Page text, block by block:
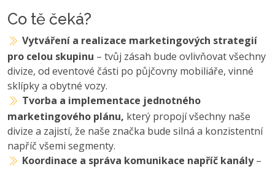
Co tě čeká?
Vytváření a realizace marketingových strategií
pro celou skupinu – tvůj zásah bude ovlivňovat všechny
divize, od eventové části po půjčovny mobiliáře, vinné
sklípky a obytné vozy.
Tvorba a implementace jednotného
marketingového plánu, který propojí všechny naše
divize a zajistí, že naše značka bude silná a konzistentní
napříč všemi segmenty.
Koordinace a správa komunikace napříč kanály–